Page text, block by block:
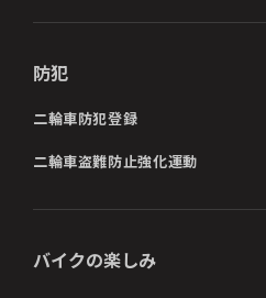
防犯
二輪車防犯登録
二輪車盗難防止強化運動
バイクの楽しみ